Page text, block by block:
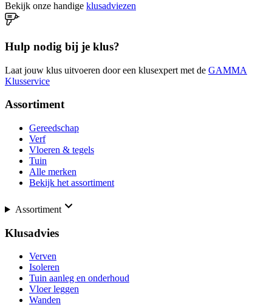
Bekijk onze handige klusadviezen
Hulp nodig bij je klus?
Laat jouw klus uitvoeren door een klusexpert met de GAMMA
Klusservice
Assortiment
Gereedschap
Verf
Vloeren & tegels
Tuin
Alle merken
Bekijk het assortiment
Assortiment
Klusadvies
Verven
Isoleren
Tuin aanleg en onderhoud
Vloer leggen
Wanden